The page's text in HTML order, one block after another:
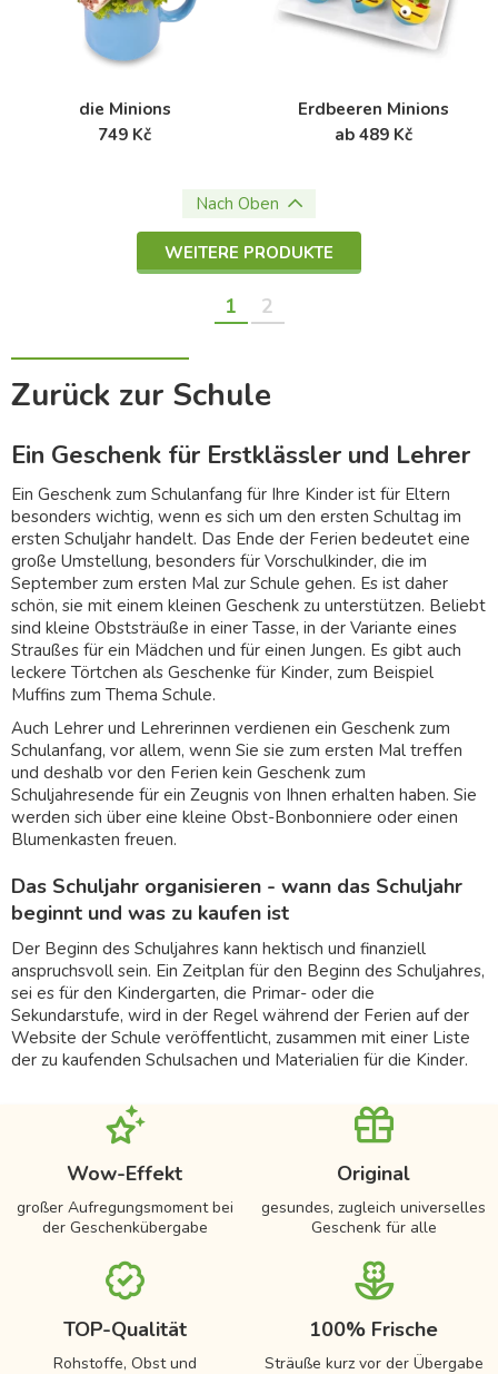
die Minions
749 Kč
Erdbeeren Minions
ab 489 Kč
Nach Oben
WEITERE PRODUKTE
1 2
Zurück zur Schule
Ein Geschenk für Erstklässler und Lehrer
Ein Geschenk zum Schulanfang für Ihre Kinder ist für Eltern
besonders wichtig, wenn es sich um den ersten Schultag im
ersten Schuljahr handelt. Das Ende der Ferien bedeutet eine
große Umstellung, besonders für Vorschulkinder, die im
September zum ersten Mal zur Schule gehen. Es ist daher
schön, sie mit einem kleinen Geschenk zu unterstützen. Beliebt
sind kleine Obststräuße in einer Tasse, in der Variante eines
Straußes für ein Mädchen und für einen Jungen. Es gibt auch
leckere Törtchen als Geschenke für Kinder, zum Beispiel
Muffins zum Thema Schule.
Auch Lehrer und Lehrerinnen verdienen ein Geschenk zum
Schulanfang, vor allem, wenn Sie sie zum ersten Mal treffen
und deshalb vor den Ferien kein Geschenk zum
Schuljahresende für ein Zeugnis von Ihnen erhalten haben. Sie
werden sich über eine kleine Obst-Bonbonniere oder einen
Blumenkasten freuen.
Das Schuljahr organisieren - wann das Schuljahr
beginnt und was zu kaufen ist
Der Beginn des Schuljahres kann hektisch und finanziell
anspruchsvoll sein. Ein Zeitplan für den Beginn des Schuljahres,
sei es für den Kindergarten, die Primar- oder die
Sekundarstufe, wird in der Regel während der Ferien auf der
Website der Schule veröffentlicht, zusammen mit einer Liste
der zu kaufenden Schulsachen und Materialien für die Kinder.
Wow-Effekt
großer Aufregungsmoment bei
der Geschenkübergabe
Original
gesundes, zugleich universelles
Geschenk für alle
TOP-Qualität
Rohstoffe, Obst und
100% Frische
Sträuße kurz vor der Übergabe